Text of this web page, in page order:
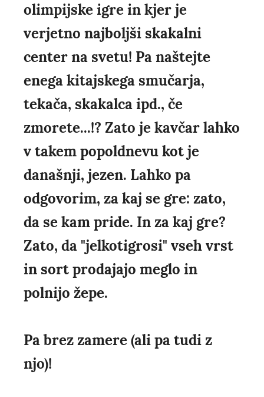
olimpijske igre in kjer je
verjetno najboljši skakalni
center na svetu! Pa naštejte
enega kitajskega smučarja,
tekača, skakalca ipd., če
zmorete...!? Zato je kavčar lahko
v takem popoldnevu kot je
današnji, jezen. Lahko pa
odgovorim, za kaj se gre: zato,
da se kam pride. In za kaj gre?
Zato, da "jelkotigrosi" vseh vrst
in sort prodajajo meglo in
polnijo žepe.
Pa brez zamere (ali pa tudi z
njo)!